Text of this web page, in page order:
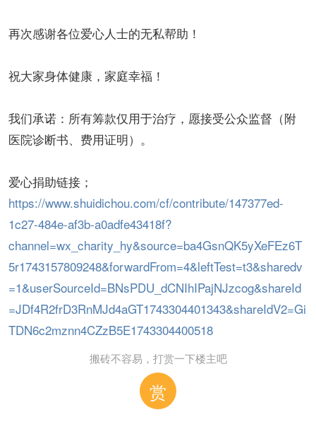
再次感谢各位爱心人士的无私帮助！
祝大家身体健康，家庭幸福！
我们承诺：所有筹款仅用于治疗，愿接受公众监督（附
医院诊断书、费用证明）。
爱心捐助链接；
https://www.shuidichou.com/cf/contribute/147377ed-
1c27-484e-af3b-a0adfe43418f?
channel=wx_charity_hy&source=ba4GsnQK5yXeFEz6T
5r1743157809248&forwardFrom=4&leftTest=t3&sharedv
=1&userSourceId=BNsPDU_dCNIhIPajNJzcog&shareId
=JDf4R2frD3RnMJd4aGT1743304401343&shareIdV2=Gi
TDN6c2mznn4CZzB5E1743304400518
搬砖不容易，打赏一下楼主吧
赏